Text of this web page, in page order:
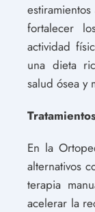
fortalecer
actividad
una dieta
salud ósea y
En la
alternativos
terapia
acelerar la